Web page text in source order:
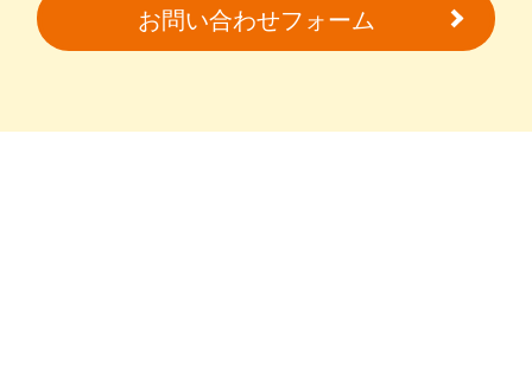
お問い合わせフォーム